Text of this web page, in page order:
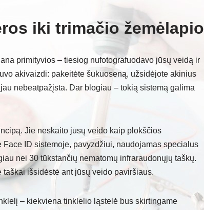
iki trimačio žemėlapio
primityvios – tiesiog nufotografuodavo jūsų veidą ir
akivaizdi: pakeitėte šukuoseną, užsidėjote akinius
nebeatpažįsta. Dar blogiau – tokią sistemą galima
Jie neskaito jūsų veido kaip plokščios
ID sistemoje, pavyzdžiui, naudojamas specialus
nei 30 tūkstančių nematomų infraraudonųjų taškų.
išsidėstė ant jūsų veido paviršiaus.
– kiekviena tinklelio ląstelė bus skirtingame